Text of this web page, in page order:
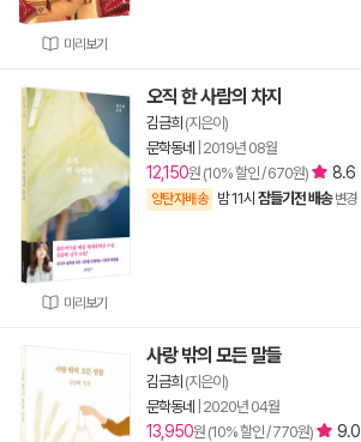
미리보기
미리보기
오직 한 사람의 차지
김금희 (지은이)
문학동네
2019년 08월
12,150원 (10% 할인 / 670원) 8.6
양탄자배송 밤 11시 잠들기전 배송 변경
사랑 밖의 모든 말들
김금희 (지은이)
문학동네
2020년 04월
13,950원 (10% 할인 / 770원) 9.0